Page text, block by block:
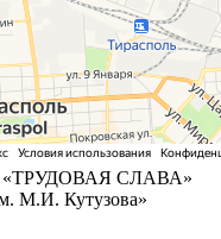
«ТРУДОВАЯ СЛАВА»
М.И. Кутузова»